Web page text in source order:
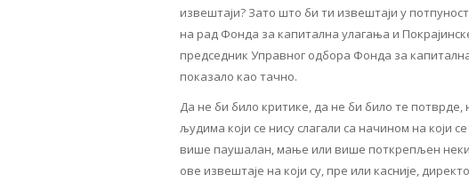
извештаји? Зато што би ти извештаји у
на рад Фонда за капитална улагања и
председник Управног одбора Фонда за
показало као тачно.
Да не би било критике, да не би било те потврде,
људима који се нису слагали са начином на који
више паушалан, мање или више поткрепљен
ове извештаје на који су, пре или касније,